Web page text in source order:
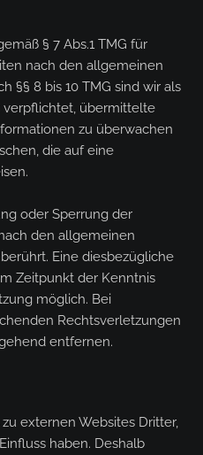
§ 7 Abs.1 TMG für
nach den allgemeinen
§§ 8 bis 10 TMG sind wir als
verpflichtet, übermittelte
zu überwachen
die auf eine
oder Sperrung der
den allgemeinen
Eine diesbezügliche
Zeitpunkt der Kenntnis
möglich. Bei
Rechtsverletzungen
entfernen.
externen Websites Dritter,
haben. Deshalb